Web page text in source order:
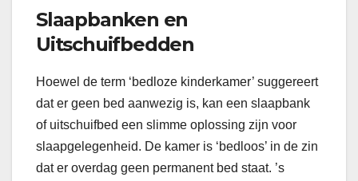
Slaapbanken en
Uitschuifbedden
Hoewel de term ‘bedloze kinderkamer’ suggereert
dat er geen bed aanwezig is, kan een slaapbank
of uitschuifbed een slimme oplossing zijn voor
slaapgelegenheid. De kamer is ‘bedloos’ in de zin
dat er overdag geen permanent bed staat. ’s